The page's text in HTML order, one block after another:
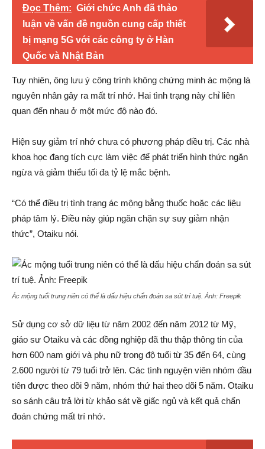
Đọc Thêm: Giới chức Anh đã thảo
luận về vấn đề nguồn cung cấp thiết
bị mạng 5G với các công ty ở Hàn
Quốc và Nhật Bản
Tuy nhiên, ông lưu ý công trình không chứng minh ác mộng là
nguyên nhân gây ra mất trí nhớ. Hai tình trạng này chỉ liên
quan đến nhau ở một mức độ nào đó.
Hiện suy giảm trí nhớ chưa có phương pháp điều trị. Các nhà
khoa học đang tích cực làm việc để phát triển hình thức ngăn
ngừa và giảm thiểu tối đa tỷ lệ mắc bệnh.
“Có thể điều trị tình trạng ác mộng bằng thuốc hoặc các liệu
pháp tâm lý. Điều này giúp ngăn chặn sự suy giảm nhận
thức”, Otaiku nói.
Ác mộng tuổi trung niên có thể là dấu hiệu chẩn đoán sa sút trí tuệ. Ảnh: Freepik
Sử dụng cơ sở dữ liệu từ năm 2002 đến năm 2012 từ Mỹ,
giáo sư Otaiku và các đồng nghiệp đã thu thập thông tin của
hơn 600 nam giới và phụ nữ trong độ tuổi từ 35 đến 64, cùng
2.600 người từ 79 tuổi trở lên. Các tình nguyện viên nhóm đầu
tiên được theo dõi 9 năm, nhóm thứ hai theo dõi 5 năm. Otaiku
so sánh câu trả lời từ khảo sát về giấc ngủ và kết quả chẩn
đoán chứng mất trí nhớ.